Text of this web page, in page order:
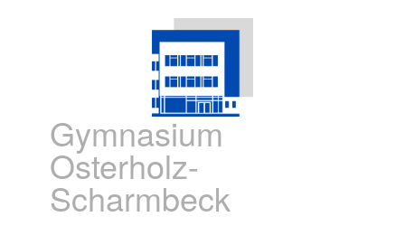
Gymnasium
Osterholz-
Scharmbeck